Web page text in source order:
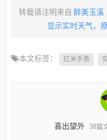
转载请注明来自 醉美玉溪
显示实时天气，
本文标签： 红米手表
喜出望外 38篇